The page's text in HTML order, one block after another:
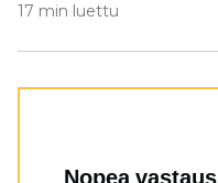
17 min luettu
Nopea vastaus